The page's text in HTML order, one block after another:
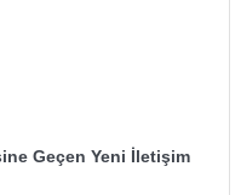
Geçen Yeni İletişim